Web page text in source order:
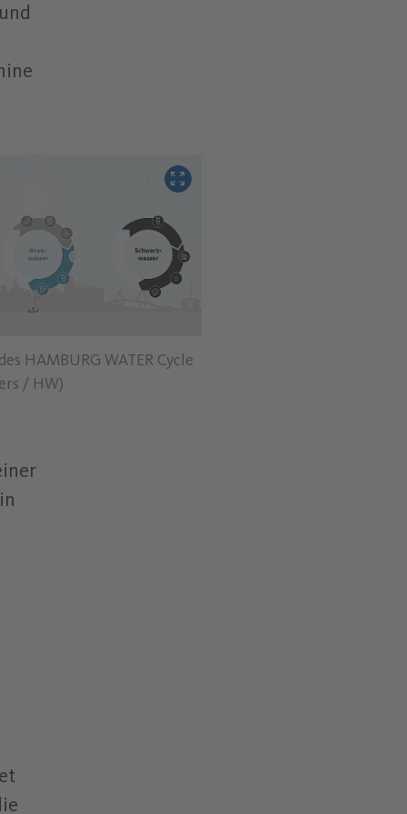
HAMBURG WATER Cycle
/ HW)
Bild vergrößern